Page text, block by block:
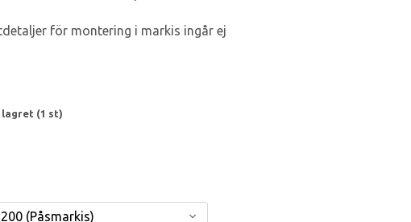
för montering i markis ingår ej
(1 st)